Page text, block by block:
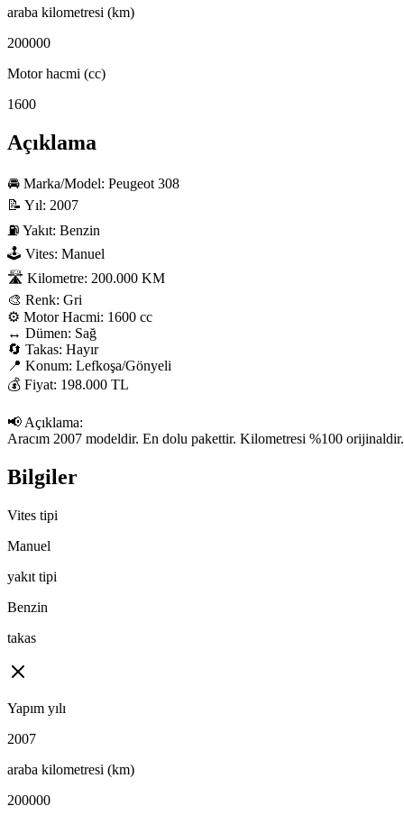
araba kilometresi (km)
200000
Motor hacmi (cc)
1600
Açıklama
🚘 Marka/Model: Peugeot 308
📝 Yıl: 2007
⛽️ Yakıt: Benzin
🕹️ Vites: Manuel
🛣️ Kilometre: 200.000 KM
🎨 Renk: Gri
⚙️ Motor Hacmi: 1600 cc
↔️ Dümen: Sağ
🔄 Takas: Hayır
📍 Konum: Lefkoşa/Gönyeli
💰 Fiyat: 198.000 TL
📢 Açıklama:
Aracım 2007 modeldir. En dolu pakettir. Kilometresi %100 orijinaldir.
Bilgiler
Vites tipi
Manuel
yakıt tipi
Benzin
takas
Yapım yılı
2007
araba kilometresi (km)
200000